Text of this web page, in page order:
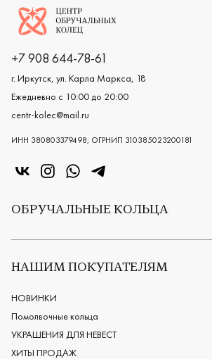
Логотип компании
+7 908 644-78-61
г. Иркутск, ул. Карла Маркса, 18
Ежедневно с 10:00 до 20:00
centr-kolec@mail.ru
ИНН 380803379498, ОГРНИП 310385023200181
«Центр колец» в VK
«Центр колец» в Instagram
«Центр колец» в Whatsapp
«Центр колец» в Telegram
ОБРУЧАЛЬНЫЕ КОЛЬЦА
Все обручальные кольца
Европейские обручальные кольца
Мужские обручальные кольца
Женские обручальные кольца
Обручальные кольца из платины
Дизайнерские обручальные кольца
НАШИМ ПОКУПАТЕЛЯМ
НОВИНКИ
Помолвочные кольца
УКРАШЕНИЯ ДЛЯ НЕВЕСТ
ХИТЫ ПРОДАЖ